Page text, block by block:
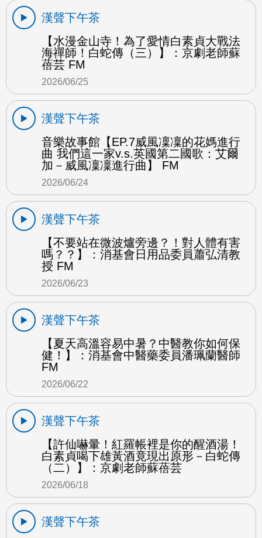
漢聲下午茶
【水漫金山寺！為了愛情白素貞大戰法
海禪師！白蛇傳（三）】：京劇老師蘇
蓓芸 FM
2026/06/25
漢聲下午茶
音樂故事館【EP.7威風凜凜的花媽進行
曲 我們這一家v.s.英國第二國歌：艾爾
加－威風凜凜進行曲】 FM
2026/06/24
漢聲下午茶
【不要站在微波爐旁邊？！對人體有害
嗎？？】：消基會日用品委員蕭弘清教
授 FM
2026/06/23
漢聲下午茶
【夏天高溫容易中暑？中醫教你如何保
健！】：消基會中醫藥委員潘珮蘭醫師
FM
2026/06/22
漢聲下午茶
【許仙嚇暈！紅羅帳裡是你的醒酒湯！
白素貞喝下雄黃酒竟現出原形－白蛇傳
（二）】：京劇老師蘇蓓芸
2026/06/18
漢聲下午茶